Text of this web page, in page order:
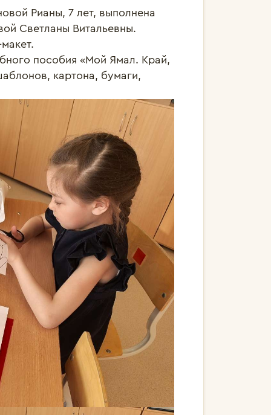
Рианы, 7 лет, выполнена
Светланы Витальевны.
пособия «Мой Ямал. Край,
картона, бумаги,